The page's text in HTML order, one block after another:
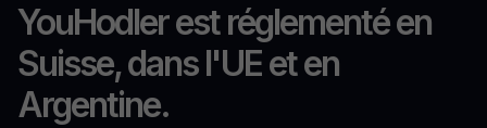
YouHodler est réglementé en
Suisse, dans l'UE et en
Argentine.